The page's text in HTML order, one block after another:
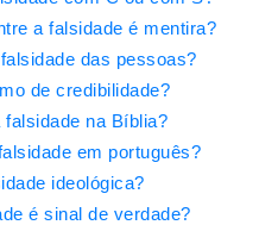
a falsidade é mentira?
das pessoas?
de credibilidade?
na Bíblia?
em português?
ideológica?
é sinal de verdade?